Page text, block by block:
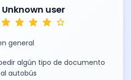
Unknown user
star star star star star
general
algún tipo de documento
autobús